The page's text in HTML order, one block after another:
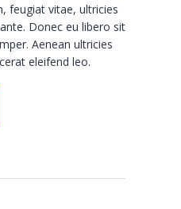
feugiat vitae, ultricies
Donec eu libero sit
Aenean ultricies
eleifend leo.